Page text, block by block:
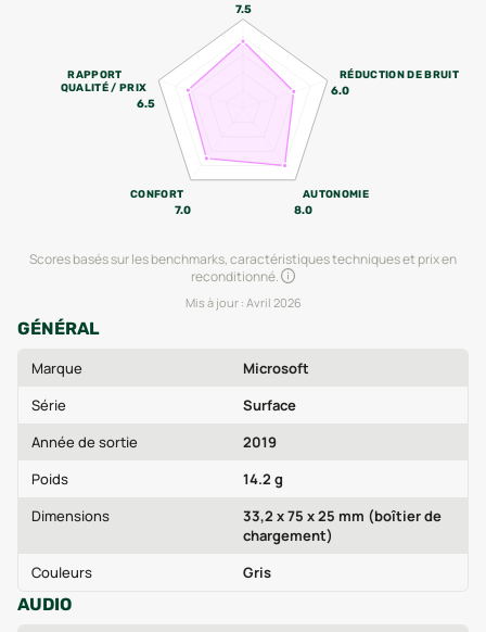
7.5
RÉDUCTION DE BRUIT
6.0
AUTONOMIE
8.0
CONFORT
7.0
RAPPORT
QUALITÉ / PRIX
6.5
Scores basés sur les benchmarks, caractéristiques techniques et prix en
reconditionné.
Mis à jour : Avril 2026
GÉNÉRAL
Marque
Microsoft
Série
Surface
Année de sortie
2019
Poids
14.2 g
Dimensions
33,2 x 75 x 25 mm (boîtier de
chargement)
Couleurs
Gris
AUDIO